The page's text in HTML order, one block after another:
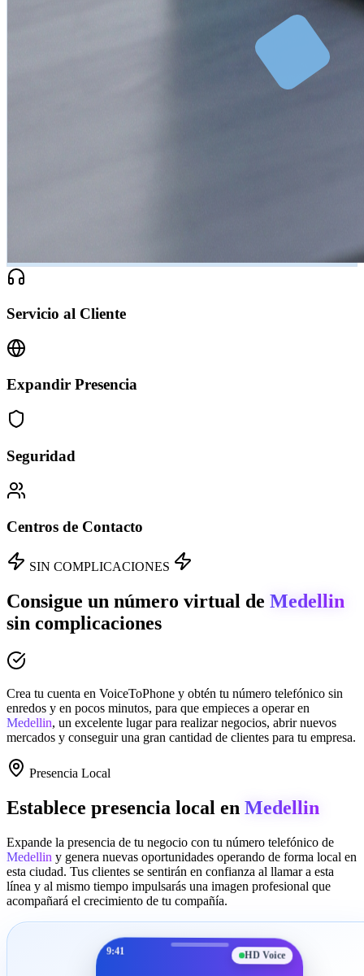
Servicio al Cliente
Expandir Presencia
Seguridad
Centros de Contacto
SIN COMPLICACIONES
Consigue un número virtual de Medellin
sin complicaciones
Crea tu cuenta en VoiceToPhone y obtén tu número telefónico sin
enredos y en pocos minutos, para que empieces a operar en
Medellin, un excelente lugar para realizar negocios, abrir nuevos
mercados y conseguir una gran cantidad de clientes para tu empresa.
Presencia Local
Establece presencia local en Medellin
Expande la presencia de tu negocio con tu número telefónico de
Medellin y genera nuevas oportunidades operando de forma local en
esta ciudad. Tus clientes se sentirán en confianza al llamar a esta
línea y al mismo tiempo impulsarás una imagen profesional que
acompañará el crecimiento de tu compañía.
9:41 HD Voice